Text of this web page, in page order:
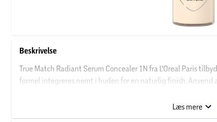
Beskrivelse
True Match Radiant Serum Concealer 1N fra L'Oreal Paris
formel integreres nemt i huden for en naturlig finish.
Læs mere